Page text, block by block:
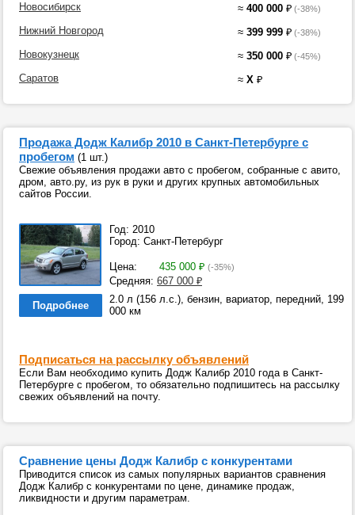
Новосибирск ≈ 400 000 ₽ (-38%)
Нижний Новгород ≈ 399 999 ₽ (-38%)
Новокузнецк ≈ 350 000 ₽ (-45%)
Саратов ≈ X ₽
Продажа Додж Калибр 2010 в Санкт-Петербурге с
пробегом (1 шт.)
Свежие объявления продажи авто с пробегом, собранные с авито,
дром, авто.ру, из рук в руки и других крупных автомобильных
сайтов России.
Год: 2010
Город: Санкт-Петербург
Цена: 435 000 ₽ (-35%)
Средняя: 667 000 ₽
Подробнее
2.0 л (156 л.с.), бензин, вариатор, передний, 199
000 км
Подписаться на рассылку объявлений
Если Вам необходимо купить Додж Калибр 2010 года в Санкт-
Петербурге с пробегом, то обязательно подпишитесь на рассылку
свежих объявлений на почту.
Сравнение цены Додж Калибр с конкурентами
Приводится список из самых популярных вариантов сравнения
Додж Калибр с конкурентами по цене, динамике продаж,
ликвидности и другим параметрам.